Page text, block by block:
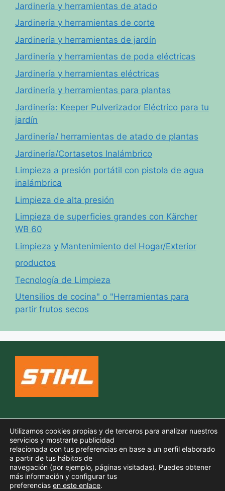
Jardinería y herramientas de atado
Jardinería y herramientas de corte
Jardinería y herramientas de jardín
Jardinería y herramientas de poda eléctricas
Jardinería y herramientas eléctricas
Jardinería y herramientas para plantas
Jardinería: Keeper Pulverizador Eléctrico para tu
jardín
Jardinería/ herramientas de atado de plantas
Jardinería/Cortasetos Inalámbrico
Limpieza a presión portátil con pistola de agua
inalámbrica
Limpieza de alta presión
Limpieza de superficies grandes con Kärcher
WB 60
Limpieza y Mantenimiento del Hogar/Exterior
productos
Tecnología de Limpieza
Utensilios de cocina" o "Herramientas para
partir frutos secos
Aviso legal
Política de privacidad
Utilizamos cookies propias y de terceros para analizar nuestros
servicios y mostrarte publicidad
relacionada con tus preferencias en base a un perfil elaborado
a partir de tus hábitos de
navegación (por ejemplo, páginas visitadas). Puedes obtener
más información y configurar tus
preferencias en este enlace.